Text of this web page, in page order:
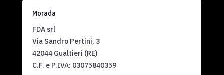
Morada
FDA srl
Via Sandro Pertini, 3
42044 Gualtieri (RE)
C.F. e P.IVA: 03075840359